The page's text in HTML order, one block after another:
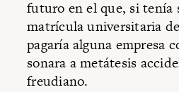
futuro en el que, si tenía
matrícula universitaria
pagaría alguna empresa
sonara a metátesis
freudiano.